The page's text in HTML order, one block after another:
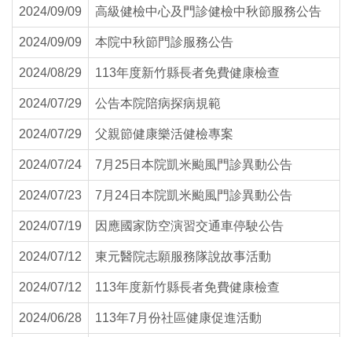
2024/09/09 高級健檢中心及門診健檢中秋節服務公告
2024/09/09 本院中秋節門診服務公告
2024/08/29 113年度新竹縣長者免費健康檢查
2024/07/29 公告本院陪病探病規範
2024/07/29 父親節健康樂活健檢專案
2024/07/24 7月25日本院凱米颱風門診異動公告
2024/07/23 7月24日本院凱米颱風門診異動公告
2024/07/19 因應國家防空演習交通車停駛公告
2024/07/12 東元醫院志願服務隊說故事活動
2024/07/12 113年度新竹縣長者免費健康檢查
2024/06/28 113年7月份社區健康促進活動